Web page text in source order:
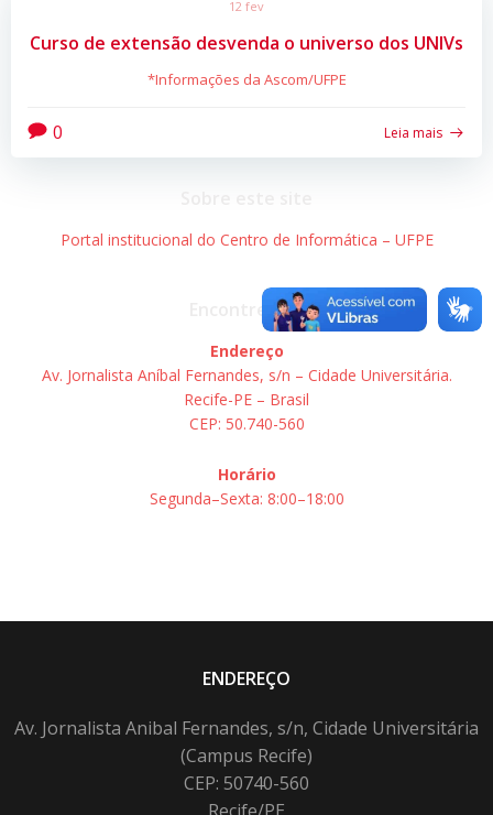
12 fev
Curso de extensão desvenda o universo dos UNIVs
*Informações da Ascom/UFPE
0 Leia mais
Portal institucional do Centro de Informática – UFPE
Encontre-nos
Endereço
Av. Jornalista Aníbal Fernandes, s/n – Cidade Universitária.
Recife-PE – Brasil
CEP: 50.740-560
Horário
Segunda–Sexta: 8:00–18:00
ENDEREÇO
Av. Jornalista Anibal Fernandes, s/n, Cidade Universitária
(Campus Recife)
CEP: 50740-560